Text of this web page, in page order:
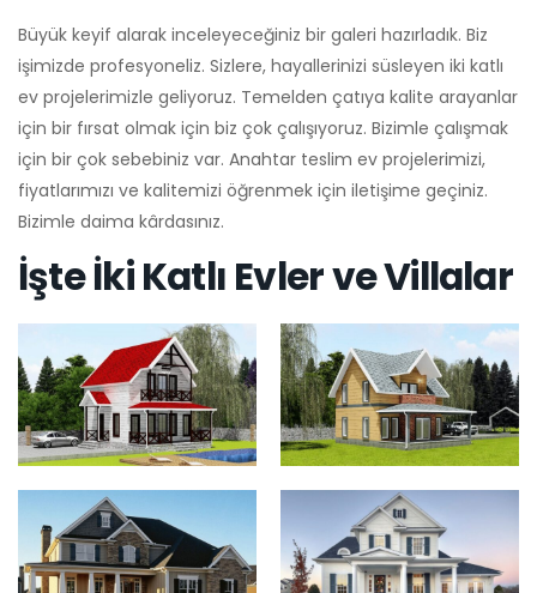
Büyük keyif alarak inceleyeceğiniz bir galeri hazırladık. Biz
işimizde profesyoneliz. Sizlere, hayallerinizi süsleyen iki katlı
ev projelerimizle geliyoruz. Temelden çatıya kalite arayanlar
için bir fırsat olmak için biz çok çalışıyoruz. Bizimle çalışmak
için bir çok sebebiniz var. Anahtar teslim ev projelerimizi,
fiyatlarımızı ve kalitemizi öğrenmek için iletişime geçiniz.
Bizimle daima kârdasınız.
İşte İki Katlı Evler ve Villalar